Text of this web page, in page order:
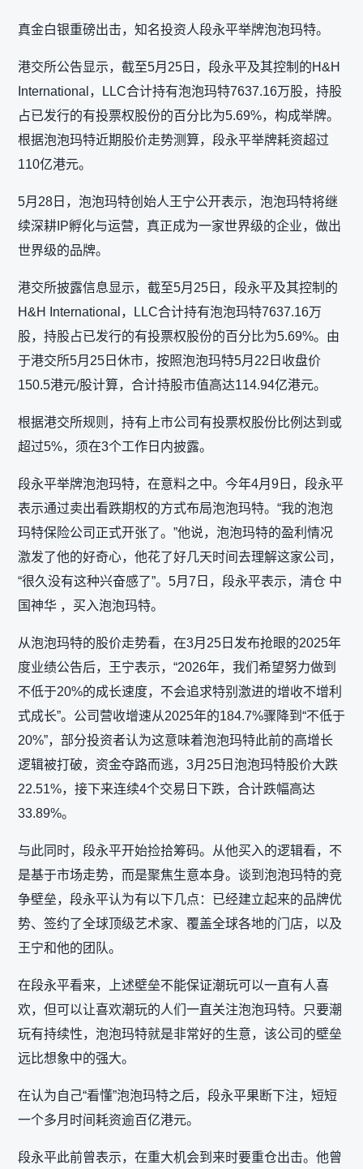
真金白银重磅出击，知名投资人段永平举牌泡泡玛特。
港交所公告显示，截至5月25日，段永平及其控制的H&H
International，LLC合计持有泡泡玛特7637.16万股，持股
占已发行的有投票权股份的百分比为5.69%，构成举牌。
根据泡泡玛特近期股价走势测算，段永平举牌耗资超过
110亿港元。
5月28日，泡泡玛特创始人王宁公开表示，泡泡玛特将继
续深耕IP孵化与运营，真正成为一家世界级的企业，做出
世界级的品牌。
港交所披露信息显示，截至5月25日，段永平及其控制的
H&H International，LLC合计持有泡泡玛特7637.16万
股，持股占已发行的有投票权股份的百分比为5.69%。由
于港交所5月25日休市，按照泡泡玛特5月22日收盘价
150.5港元/股计算，合计持股市值高达114.94亿港元。
根据港交所规则，持有上市公司有投票权股份比例达到或
超过5%，须在3个工作日内披露。
段永平举牌泡泡玛特，在意料之中。今年4月9日，段永平
表示通过卖出看跌期权的方式布局泡泡玛特。“我的泡泡
玛特保险公司正式开张了。”他说，泡泡玛特的盈利情况
激发了他的好奇心，他花了好几天时间去理解这家公司，
“很久没有这种兴奋感了”。5月7日，段永平表示，清仓 中
国神华 ，买入泡泡玛特。
从泡泡玛特的股价走势看，在3月25日发布抢眼的2025年
度业绩公告后，王宁表示，“2026年，我们希望努力做到
不低于20%的成长速度，不会追求特别激进的增收不增利
式成长”。公司营收增速从2025年的184.7%骤降到“不低于
20%”，部分投资者认为这意味着泡泡玛特此前的高增长
逻辑被打破，资金夺路而逃，3月25日泡泡玛特股价大跌
22.51%，接下来连续4个交易日下跌，合计跌幅高达
33.89%。
与此同时，段永平开始捡拾筹码。从他买入的逻辑看，不
是基于市场走势，而是聚焦生意本身。谈到泡泡玛特的竞
争壁垒，段永平认为有以下几点：已经建立起来的品牌优
势、签约了全球顶级艺术家、覆盖全球各地的门店，以及
王宁和他的团队。
在段永平看来，上述壁垒不能保证潮玩可以一直有人喜
欢，但可以让喜欢潮玩的人们一直关注泡泡玛特。只要潮
玩有持续性，泡泡玛特就是非常好的生意，该公司的壁垒
远比想象中的强大。
在认为自己“看懂”泡泡玛特之后，段永平果断下注，短短
一个多月时间耗资逾百亿港元。
段永平此前曾表示，在重大机会到来时要重仓出击。他曾